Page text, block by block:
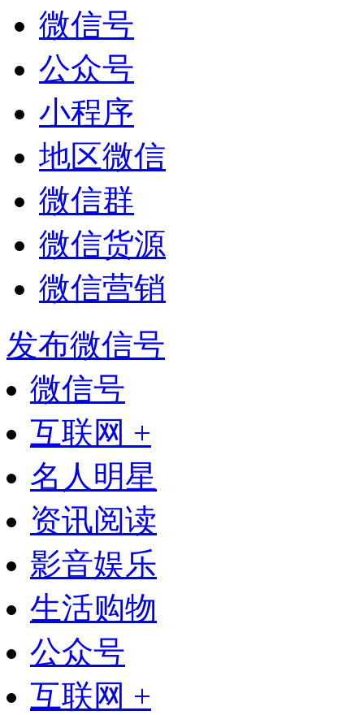
微信号
公众号
小程序
地区微信
微信群
微信货源
微信营销
发布微信号
微信号
互联网 +
名人明星
资讯阅读
影音娱乐
生活购物
公众号
互联网 +